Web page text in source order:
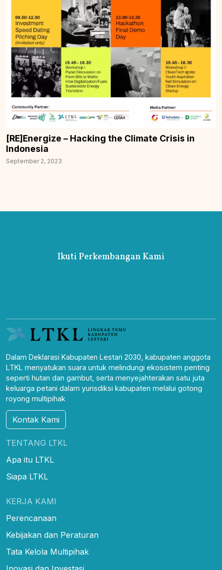
[RE]Energize – Hacking the Climate Crisis in
Indonesia
September 2, 2023
Ikuti Perkembangan Kami
Dalam Deklarasi Kabupaten Lestari 2030, kabupaten anggota
LTKL menyatukan suara untuk melindungi ekosistem penting
seperti hutan dan gambut, serta menyejahterakan satu juta
keluarga petani dalam yurisdiksi kabupaten melalui gotong
royong multipihak
Kontak Kami
TENTANG LTKL
Apa itu LTKL
Siapa LTKL
KERJA KAMI
Perencanaan
Kebijakan dan Peraturan
Tata Kelola Multipihak